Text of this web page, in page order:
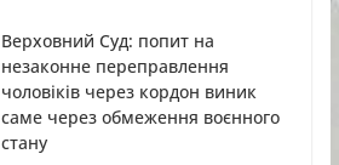
Верховний Суд: попит на
незаконне переправлення
чоловіків через кордон виник
саме через обмеження воєнного
стану